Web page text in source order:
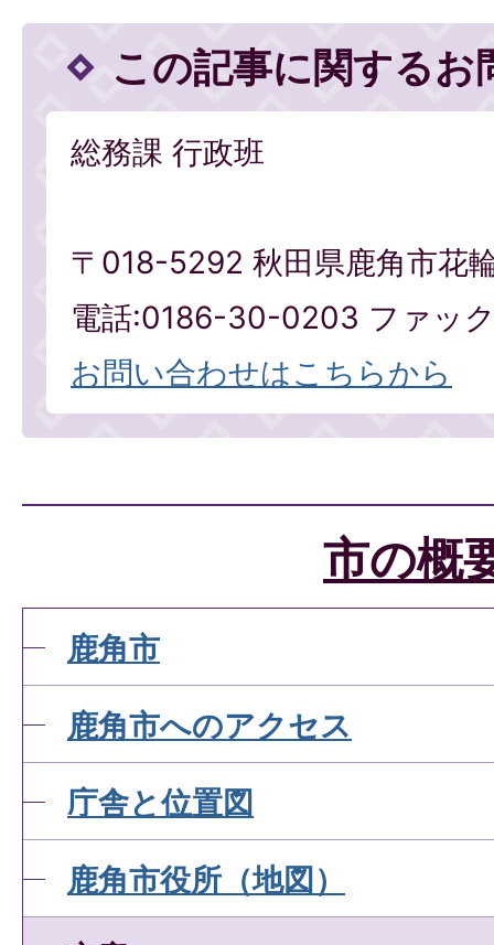
この記事に関するお
総務課 行政班
〒018-5292 秋田県鹿角市花
電話:0186-30-0203 ファッ
お問い合わせはこちらから
市の概
鹿角市
鹿角市へのアクセス
庁舎と位置図
鹿角市役所（地図）